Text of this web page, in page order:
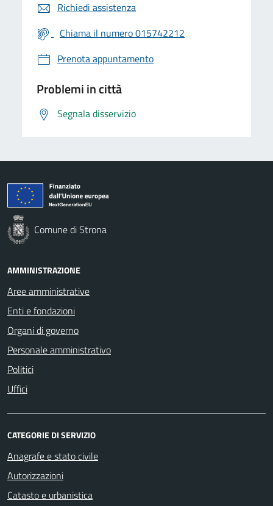
Richiedi assistenza
Chiama il numero 015742212
Prenota appuntamento
Problemi in città
Segnala disservizio
Comune di Strona
AMMINISTRAZIONE
Aree amministrative
Enti e fondazioni
Organi di governo
Personale amministrativo
Politici
Uffici
CATEGORIE DI SERVIZIO
Anagrafe e stato civile
Autorizzazioni
Catasto e urbanistica